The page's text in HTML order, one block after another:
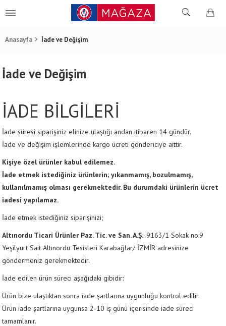
Anasayfa İade ve Değişim
İade ve Değişim
İADE BİLGİLERİ
İade süresi siparişiniz elinize ulaştığı andan itibaren 14 gündür.
İade ve değişim işlemlerinde kargo ücreti göndericiye aittir.
Kişiye özel ürünler kabul edilemez.
İade etmek istediğiniz ürünlerin; yıkanmamış, bozulmamış,
kullanılmamış olması gerekmektedir. Bu durumdaki ürünlerin ücret
iadesi yapılamaz.
İade etmek istediğiniz siparişinizi;
Altınordu Ticari Ürünler Paz. Tic. ve San. A.Ş.. 9163/1 Sokak no:9
Yeşilyurt Sait Altınordu Tesisleri Karabağlar/ İZMİR adresinize
göndermeniz gerekmektedir.
İade edilen ürün süreci aşağıdaki gibidir:
Ürün bize ulaştıktan sonra iade şartlarına uygunluğu kontrol edilir.
Ürün iade şartlarına uygunsa 2-10 iş günü içerisinde iade süreci
tamamlanır.